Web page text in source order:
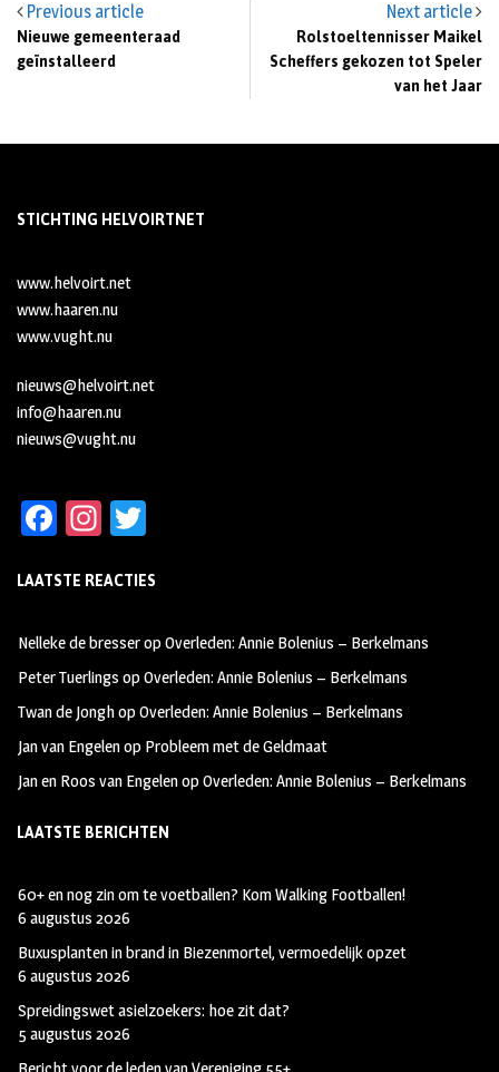
Previous article
Nieuwe gemeenteraad
geïnstalleerd
Next article
Rolstoeltennisser Maikel
Scheffers gekozen tot Speler
van het Jaar
STICHTING HELVOIRTNET
www.helvoirt.net
www.haaren.nu
www.vught.nu
nieuws@helvoirt.net
info@haaren.nu
nieuws@vught.nu
Fa
b
oo
k
In
ag
m
tt
LAATSTE REACTIES
Nelleke de bresseropOverleden: Annie Bolenius – Berkelmans
Peter Tuerlings opOverleden: Annie Bolenius – Berkelmans
Twan de JonghopOverleden: Annie Bolenius – Berkelmans
Jan van Engelenop Probleem met de Geldmaat
Jan en Roos van EngelenopOverleden: Annie Bolenius – Berkelmans
LAATSTE BERICHTEN
60+ en nog zin om te voetballen? Kom Walking Footballen!
6 augustus 2026
Buxusplanten in brand in Biezenmortel, vermoedelijk opzet
6 augustus 2026
Spreidingswet asielzoekers: hoe zit dat?
5 augustus 2026
Bericht voor de leden van Vereniging 55+